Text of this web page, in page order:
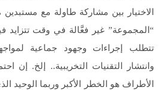
الاختيار بين مشاركة طاولة مع
“المجموعة” غير فعَّالة في وقت تتزايد
تتطلب إجراءات وجهود جماعية
وانتشار التقنيات التخريبية.. إلخ. إن
الأطراف هو الخطر الأكبر وربما الوحيد